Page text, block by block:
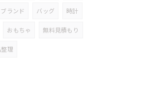
ブランド バッグ 時計
おもちゃ 無料見積もり
理